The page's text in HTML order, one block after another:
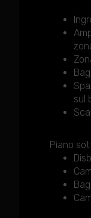
sul
Piano